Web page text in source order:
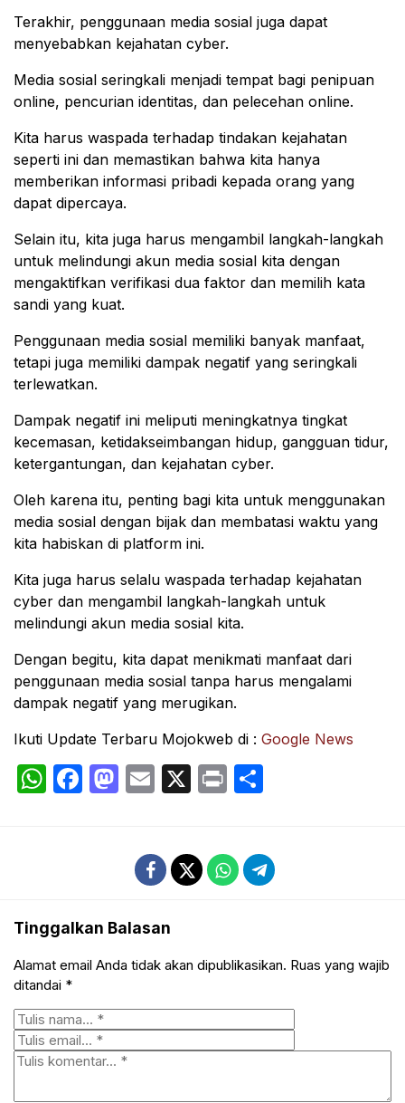
Terakhir, penggunaan media sosial juga dapat
menyebabkan kejahatan cyber.
Media sosial seringkali menjadi tempat bagi penipuan
online, pencurian identitas, dan pelecehan online.
Kita harus waspada terhadap tindakan kejahatan
seperti ini dan memastikan bahwa kita hanya
memberikan informasi pribadi kepada orang yang
dapat dipercaya.
Selain itu, kita juga harus mengambil langkah-langkah
untuk melindungi akun media sosial kita dengan
mengaktifkan verifikasi dua faktor dan memilih kata
sandi yang kuat.
Penggunaan media sosial memiliki banyak manfaat,
tetapi juga memiliki dampak negatif yang seringkali
terlewatkan.
Dampak negatif ini meliputi meningkatnya tingkat
kecemasan, ketidakseimbangan hidup, gangguan tidur,
ketergantungan, dan kejahatan cyber.
Oleh karena itu, penting bagi kita untuk menggunakan
media sosial dengan bijak dan membatasi waktu yang
kita habiskan di platform ini.
Kita juga harus selalu waspada terhadap kejahatan
cyber dan mengambil langkah-langkah untuk
melindungi akun media sosial kita.
Dengan begitu, kita dapat menikmati manfaat dari
penggunaan media sosial tanpa harus mengalami
dampak negatif yang merugikan.
Ikuti Update Terbaru Mojokweb di : Google News
WhatsApp
Facebook
Mastodon
Email
X Print
Tinggalkan Balasan
Alamat email Anda tidak akan dipublikasikan. Ruas yang wajib
ditandai *